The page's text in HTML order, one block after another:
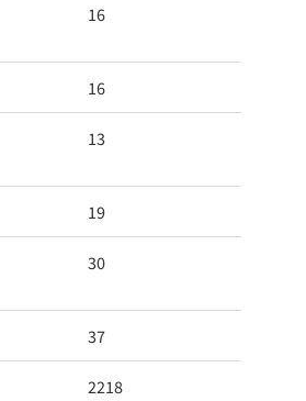
16
16
13
19
30
37
2218